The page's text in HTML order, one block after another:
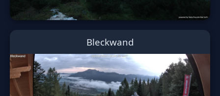
Bleckwand